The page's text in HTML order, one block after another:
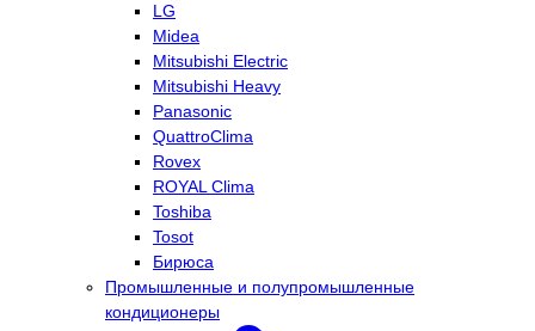
LG
Midea
Mitsubishi Electric
Mitsubishi Heavy
Panasonic
QuattroClima
Rovex
ROYAL Clima
Toshiba
Tosot
Бирюса
Промышленные и полупромышленные
кондиционеры